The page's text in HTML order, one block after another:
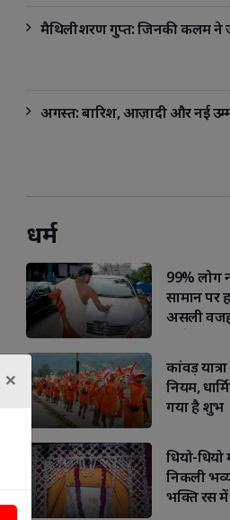
मैथिलीशरण गुप्त: जिनकी कलम ने
अगस्त: बारिश, आज़ादी और नई
धर्म
99% लोग
सामान पर
असली
कांवड़
नियम,
गया है शुभ
धियो-
निकली भव्य
भक्ति रस
×